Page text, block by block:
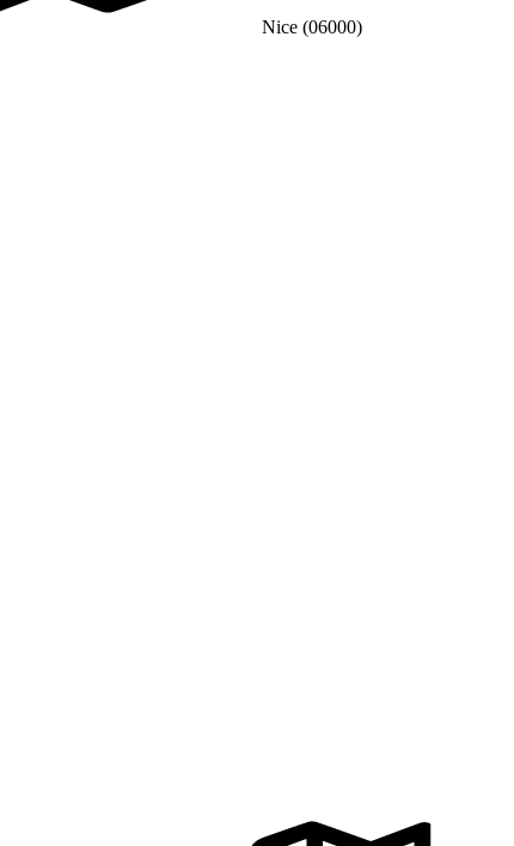
Nice (06000)